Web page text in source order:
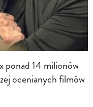
ponad 14 milionów
ocenianych filmów